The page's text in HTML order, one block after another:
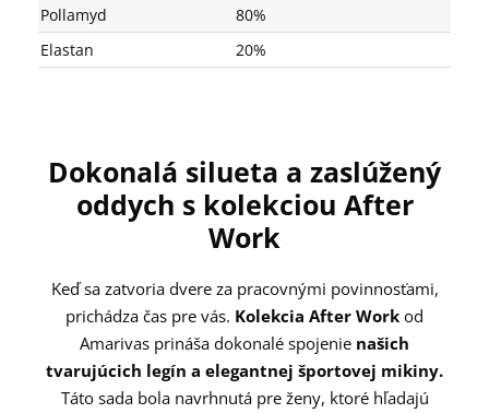
Pollamyd
80%
Elastan
20%
Dokonalá silueta a zaslúžený
oddych s kolekciou After
Work
Keď sa zatvoria dvere za pracovnými povinnosťami,
prichádza čas pre vás. Kolekcia After Work od
Amarivas prináša dokonalé spojenie našich
tvarujúcich legín a elegantnej športovej mikiny.
Táto sada bola navrhnutá pre ženy, ktoré hľadajú